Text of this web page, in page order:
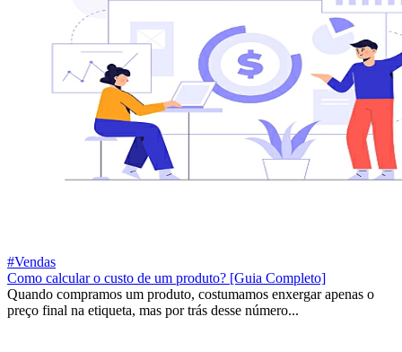
#Vendas
Como calcular o custo de um produto? [Guia Completo]
Quando compramos um produto, costumamos enxergar apenas o
preço final na etiqueta, mas por trás desse número...